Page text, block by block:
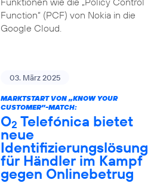
Function“ (PCF) von Nokia in die
Google Cloud.
03. März 2025
MARKTSTART VON „KNOW YOUR
CUSTOMER”-MATCH:
O2 Telefónica bietet
neue
Identifizierungslösung
für Händler im Kampf
gegen Onlinebetrug